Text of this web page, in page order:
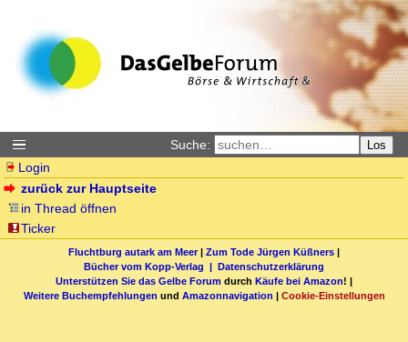
Suche: Los
Login
zurück zur Hauptseite
in Thread öffnen
Ticker
Fluchtburg autark am Meer| Zum Tode Jürgen Küßners |
Bücher vom Kopp-Verlag | Datenschutzerklärung
Unterstützen Sie das Gelbe Forum durch Käufe bei Amazon! |
Weitere Buchempfehlungen und Amazonnavigation | Cookie-Einstellungen